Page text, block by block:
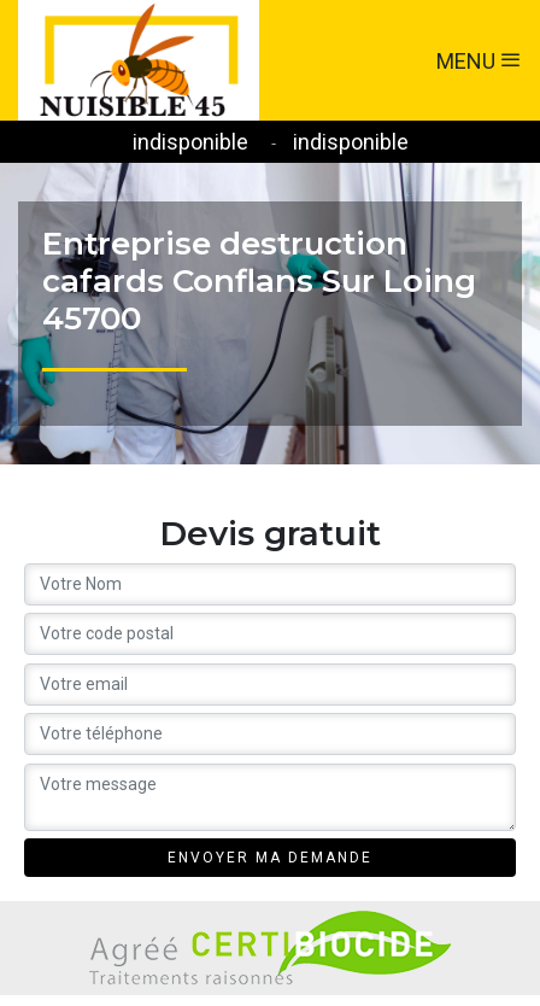
MENU
indisponible - indisponible
Entreprise destruction
cafards Conflans Sur Loing
45700
Devis gratuit